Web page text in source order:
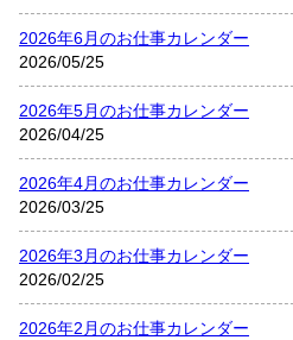
2026年6月のお仕事カレンダー
2026/05/25
2026年5月のお仕事カレンダー
2026/04/25
2026年4月のお仕事カレンダー
2026/03/25
2026年3月のお仕事カレンダー
2026/02/25
2026年2月のお仕事カレンダー